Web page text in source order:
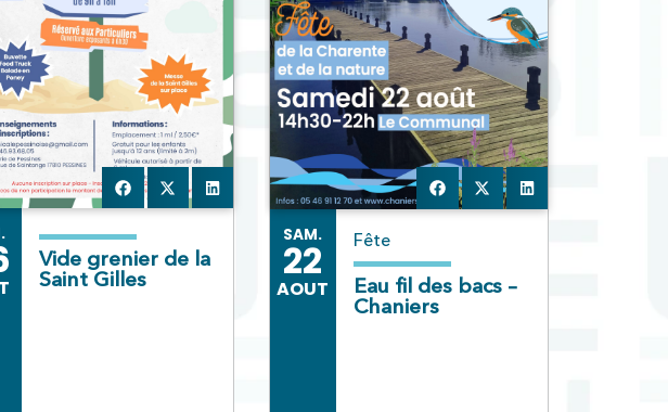
Vide grenier de la
Saint Gilles
SAM.
22
AOUT
Fête
Eau fil des bacs –
Chaniers